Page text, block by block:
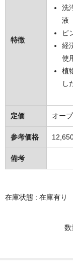
カビ除去・防
排水口クリー
抗菌・除菌剤
マスク・綿棒
特徴
洗
液
ピ
経
使
植
し
定価 オー
参考価格
備考
在庫状態 : 在庫有り
数